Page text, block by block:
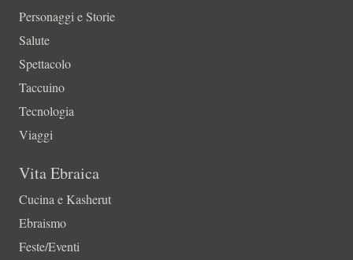
Personaggi e Storie
Salute
Spettacolo
Taccuino
Tecnologia
Viaggi
Vita Ebraica
Cucina e Kasherut
Ebraismo
Feste/Eventi